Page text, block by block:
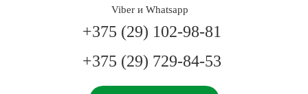
Viber и Whatsapp
+375 (29) 102-98-81
+375 (29) 729-84-53